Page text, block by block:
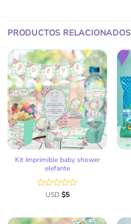
PRODUCTOS RELACIONADOS
Añadir
a la
lista
de
deseos
Kit Imprimible baby shower
elefante
Valorado
de
USD $5